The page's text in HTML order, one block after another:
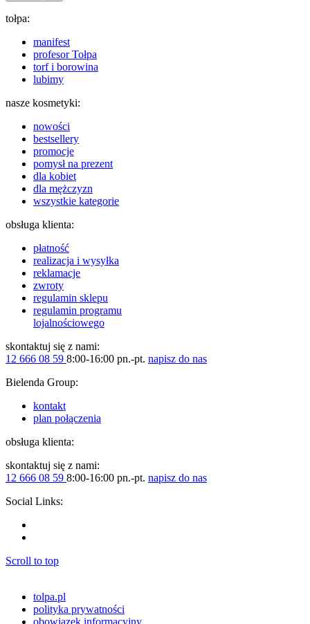
tołpa:
manifest
profesor Tołpa
torf i borowina
lubimy
nasze kosmetyki:
nowości
bestsellery
promocje
pomysł na prezent
dla kobiet
dla mężczyzn
wszystkie kategorie
obsługa klienta:
płatność
realizacja i wysyłka
reklamacje
zwroty
regulamin sklepu
regulamin programu
lojalnościowego
skontaktuj się z nami:
12 666 08 59 8:00-16:00 pn.-pt. napisz do nas
Bielenda Group:
kontakt
plan połączenia
obsługa klienta:
skontaktuj się z nami:
12 666 08 59 8:00-16:00 pn.-pt. napisz do nas
Social Links:
Scroll to top
tolpa.pl
polityka prywatności
obowiązek informacyjny